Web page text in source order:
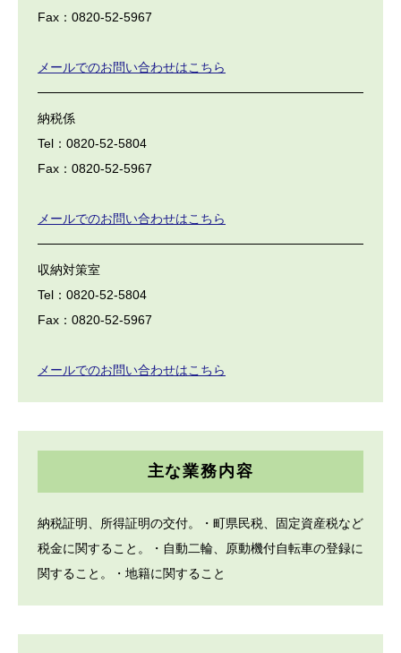
Fax：0820-52-5967
メールでのお問い合わせはこちら
納税係
Tel：0820-52-5804
Fax：0820-52-5967
メールでのお問い合わせはこちら
収納対策室
Tel：0820-52-5804
Fax：0820-52-5967
メールでのお問い合わせはこちら
主な業務内容
納税証明、所得証明の交付。・町県民税、固定資産税など
税金に関すること。・自動二輪、原動機付自転車の登録に
関すること。・地籍に関すること